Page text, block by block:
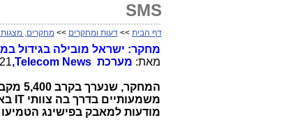
SMS
דף הבית >>דעות ומחקרים >>מחקרים,
מחקר: ישראל מובילה בגידול
מאת: מערכת ,Telecom News
המחקר, שנערך בקרב 5,400 מקבלי החלטות
משמעותיים בדרך בה צוותיIT
מודעות למאבק בפישינג